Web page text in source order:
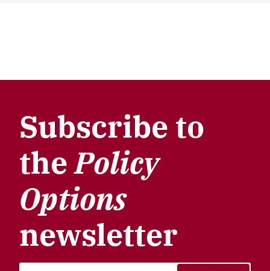
Subscribe to
thePolicy
Options
newsletter